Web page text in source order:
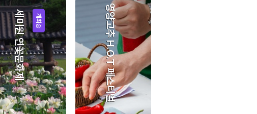
개최중
세미원 연꽃문화제 영양고추 H.O.T 페스티벌